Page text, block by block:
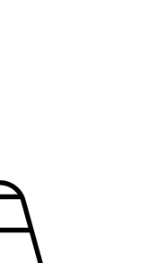
les équipements